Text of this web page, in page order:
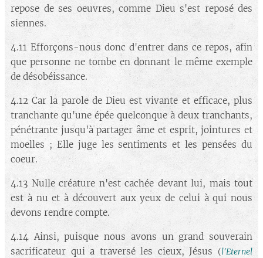
repose de ses oeuvres, comme Dieu s'est reposé des
siennes.
4.11 Efforçons-nous donc d'entrer dans ce repos, afin
que personne ne tombe en donnant le même exemple
de désobéissance.
4.12 Car la parole de Dieu est vivante et efficace, plus
tranchante qu'une épée quelconque à deux tranchants,
pénétrante jusqu'à partager âme et esprit, jointures et
moelles ; Elle juge les sentiments et les pensées du
coeur.
4.13 Nulle créature n'est cachée devant lui, mais tout
est à nu et à découvert aux yeux de celui à qui nous
devons rendre compte.
4.14 Ainsi, puisque nous avons un grand souverain
sacrificateur qui a traversé les cieux, Jésus
(l'Eternel